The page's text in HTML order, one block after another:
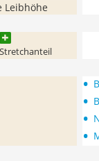
Leibhöhe
•
•
•
•